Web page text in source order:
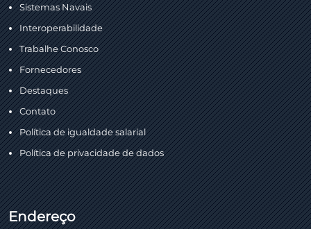
Sistemas Navais
Interoperabilidade
Trabalhe Conosco
Fornecedores
Destaques
Contato
Política de igualdade salarial
Política de privacidade de dados
Endereço